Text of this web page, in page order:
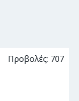
Προβολές: 707